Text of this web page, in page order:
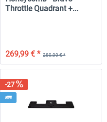
Throttle Quadrant +...
280,00 € *
269,99 € *
-27